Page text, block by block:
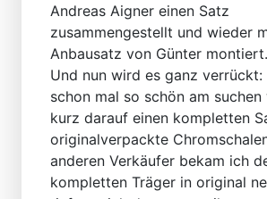
Andreas Aigner einen Satz
zusammengestellt und wieder
Anbausatz von Günter montiert.
Und nun wird es ganz verrückt:
schon mal so schön am
kurz darauf einen kompletten
originalverpackte
anderen Verkäufer bekam ich
kompletten Träger in original